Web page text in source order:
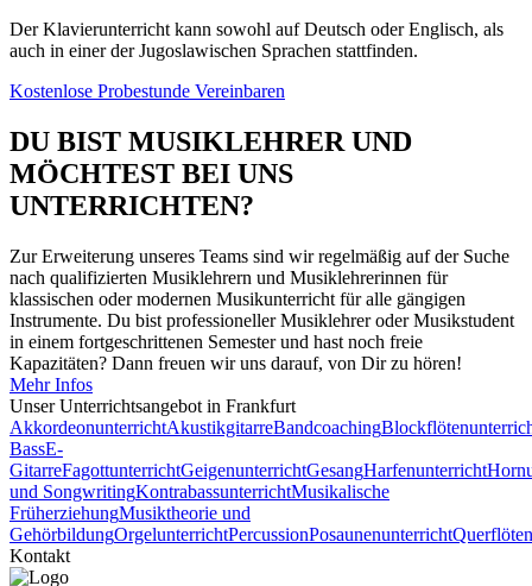
Der Klavierunterricht kann sowohl auf Deutsch oder Englisch, als
auch in einer der Jugoslawischen Sprachen stattfinden.
Kostenlose Probestunde Vereinbaren
DU BIST MUSIKLEHRER UND
MÖCHTEST BEI UNS
UNTERRICHTEN?
Zur Erweiterung unseres Teams sind wir regelmäßig auf der Suche
nach qualifizierten Musiklehrern und Musiklehrerinnen für
klassischen oder modernen Musikunterricht für alle gängigen
Instrumente. Du bist professioneller Musiklehrer oder Musikstudent
in einem fortgeschrittenen Semester und hast noch freie
Kapazitäten? Dann freuen wir uns darauf, von Dir zu hören!
Mehr Infos
Unser Unterrichts­angebot in Frankfurt
AkkordeonunterrichtAkustikgitarreBandcoaching
BassE-
GitarreFagottunterrichtGeigenunterrichtGesangHarfenunterricht
und SongwritingKontrabassunterrichtMusikalische
FrüherziehungMusiktheorie und
GehörbildungOrgelunterrichtPercussionPosaunenunterricht
Kontakt